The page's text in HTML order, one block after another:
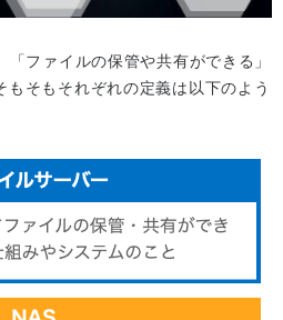
ファイルの保管や共有ができる」
もそもそれぞれの定義は以下のよう